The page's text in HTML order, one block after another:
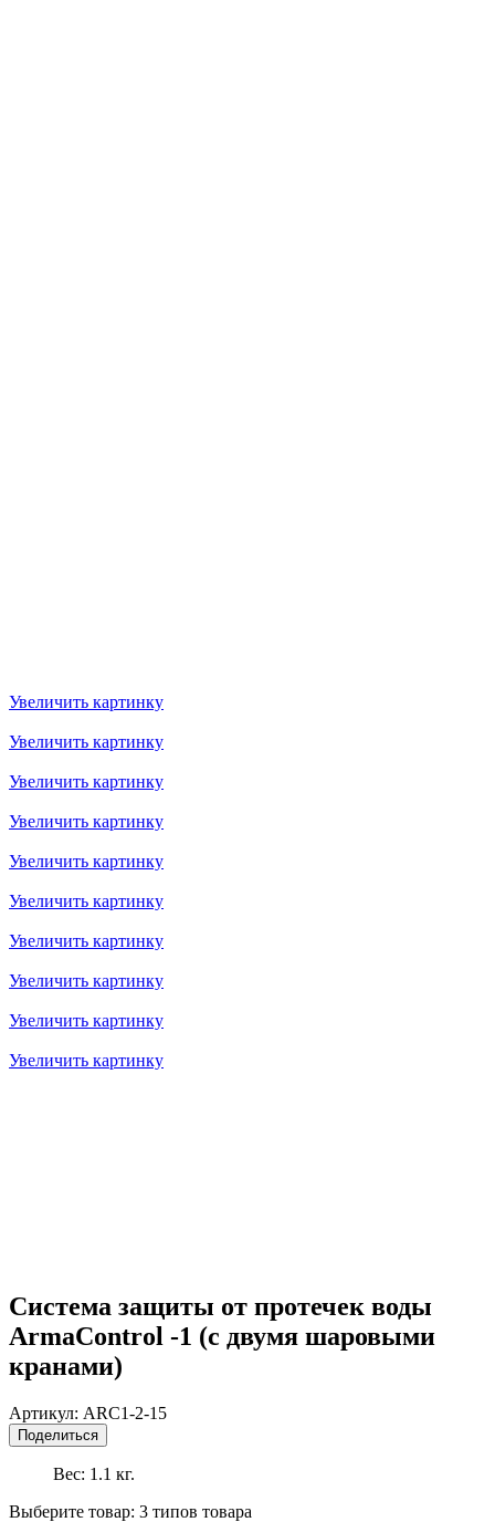
Увеличить картинку
Увеличить картинку
Увеличить картинку
Увеличить картинку
Увеличить картинку
Увеличить картинку
Увеличить картинку
Увеличить картинку
Увеличить картинку
Увеличить картинку
Система защиты от протечек воды
ArmaControl -1 (с двумя шаровыми
кранами)
Артикул: ARC1-2-15
Поделиться
Вес: 1.1 кг.
Выберите товар: 3 типов товара